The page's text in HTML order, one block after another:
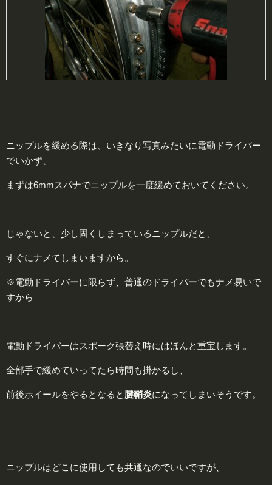
ニップルを緩める際は、いきなり写真みたいに電動ドライバー
でいかず、
まずは6mmスパナでニップルを一度緩めておいてください。
じゃないと、少し固くしまっているニップルだと、
すぐにナメてしまいますから。
※電動ドライバーに限らず、普通のドライバーでもナメ易いで
すから
電動ドライバーはスポーク張替え時にはほんと重宝します。
全部手で緩めていってたら時間も掛かるし、
前後ホイールをやるとなると 腱鞘炎になってしまいそうです。
ニップルはどこに使用しても共通なのでいいですが、